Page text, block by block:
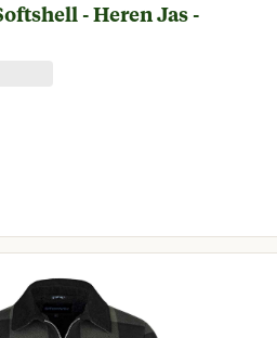
- Heren Jas -
69,95
prijs € 48,96